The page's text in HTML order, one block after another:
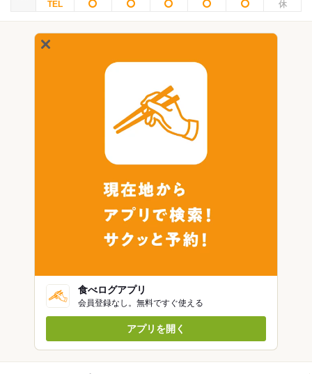
食べログアプリ
会員登録なし。無料ですぐ使える
アプリを開く